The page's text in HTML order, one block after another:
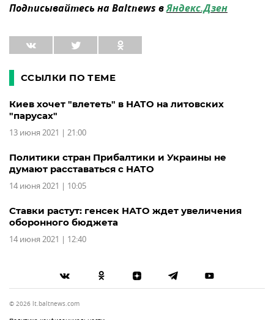
Подписывайтесь на Baltnews вЯндекс.Дзен
ССЫЛКИ ПО ТЕМЕ
Киев хочет "влететь" в НАТО на литовских
"парусах"
13 июня 2021 | 21:00
Политики стран Прибалтики и Украины не
думают расставаться с НАТО
14 июня 2021 | 10:05
Ставки растут: генсек НАТО ждет увеличения
оборонного бюджета
14 июня 2021 | 12:40
© 2026 lt.baltnews.com